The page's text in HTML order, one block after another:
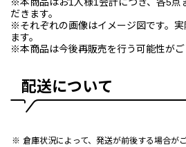
だきます。
※それぞれの画像はイメージ図です。
ます。
※本商品は今後再販売を行う可能性がご
配送について
倉庫状況によって、発送が前後する場合がご